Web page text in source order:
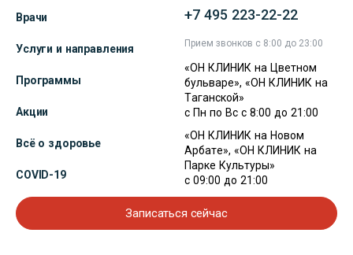
Врачи
Услуги и направления
Программы
Акции
Всё о здоровье
COVID-19
+7 495 223-22-22
Прием звонков с 8:00 до 23:00
«ОН КЛИНИК на Цветном
бульваре», «ОН КЛИНИК на
Таганской»
с Пн по Вс с 8:00 до 21:00
«ОН КЛИНИК на Новом
Арбате», «ОН КЛИНИК на
Парке Культуры»
с 09:00 до 21:00
Записаться сейчас